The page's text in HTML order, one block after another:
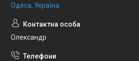
Одеса, Україна
Олександр